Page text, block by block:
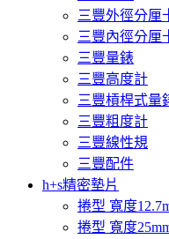
三豐外徑分厘
三豐內徑分厘
三豐量錶
三豐高度計
三豐槓桿式量
三豐粗度計
三豐線性規
三豐配件
h+s精密墊片
捲型 寬度
捲型 寬度